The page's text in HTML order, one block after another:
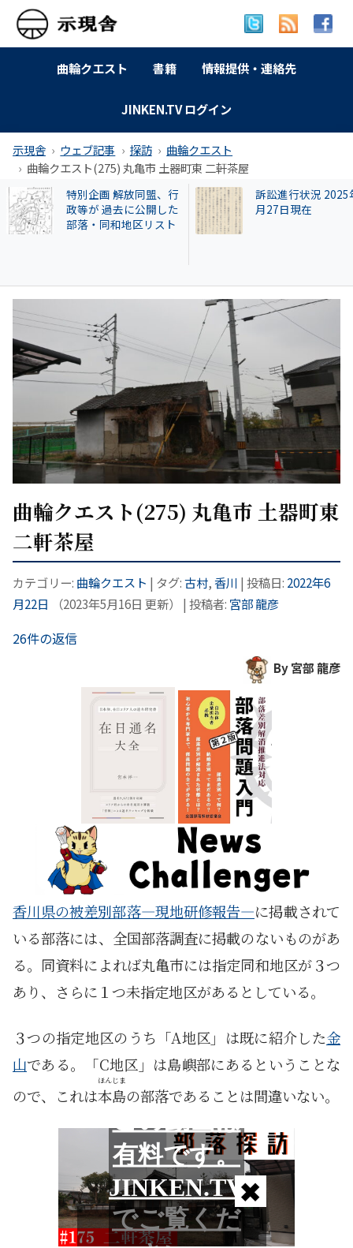
曲輪クエスト 書籍 情報提供・連絡先
JINKEN.TV ログイン
示現舎 ウェブ記事 探訪
曲輪クエスト
曲輪クエスト(275) 丸亀市 土器町東 二軒茶屋
訴訟進行状況 2025年9
月27日現在
【名古屋市】なぜ
署員は保護した猫
曲輪クエスト(275) 丸亀市 土器町東
二軒茶屋
カテゴリー: 曲輪クエスト | タグ:古村,香川 | 投稿日: 2022年6
月22日
（2023年5月16日 更新） | 投稿者: 宮部 龍彦
26件の返信
By 宮部 龍彦
香川県の被差別部落―現地研修報告―に掲載されて
いる部落には、全国部落調査に掲載のないものがあ
る。同資料によれば丸亀市には指定同和地区が３つ
あり、さらに１つ未指定地区があるとしている。
３つの指定地区のうち「A地区」は既に紹介した金
山である。「C地区」は島嶼部にあるということな
ので、これは本島
ほんじま
の部落であることは間違いない。